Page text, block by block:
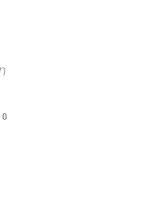
0